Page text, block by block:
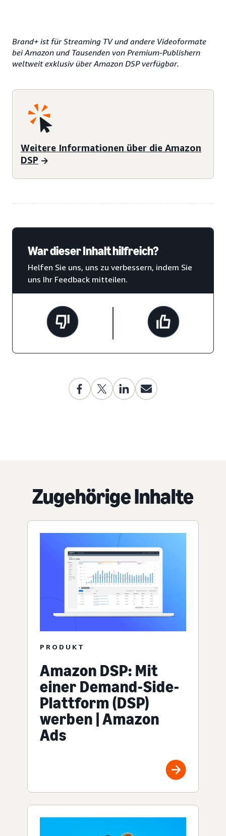
Brand+ ist für Streaming TV und andere Videoformate
bei Amazon und Tausenden von Premium-Publishern
weltweit exklusiv über Amazon DSP verfügbar.
Weitere Informationen über die Amazon
DSP
War dieser Inhalt hilfreich?
Helfen Sie uns, uns zu verbessern, indem Sie
uns Ihr Feedback mitteilen.
Zugehörige Inhalte
PRODUKT
Amazon DSP: Mit
einer Demand-Side-
Plattform (DSP)
werben | Amazon
Ads